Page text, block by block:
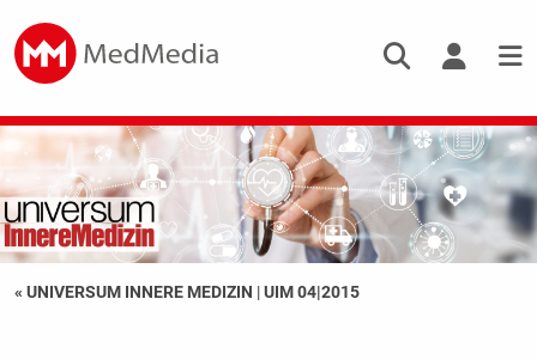
« UNIVERSUM INNERE MEDIZIN |UIM 04|2015